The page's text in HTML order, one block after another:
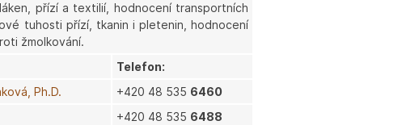
přízí a textilií, hodnocení transportních
tuhosti přízí, tkanin i pletenin, hodnocení
žmolkování.
Telefon:
Ph.D. +420 48 535 6460
+420 48 535 6488